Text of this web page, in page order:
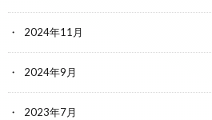
2024年11月
2024年9月
2023年7月